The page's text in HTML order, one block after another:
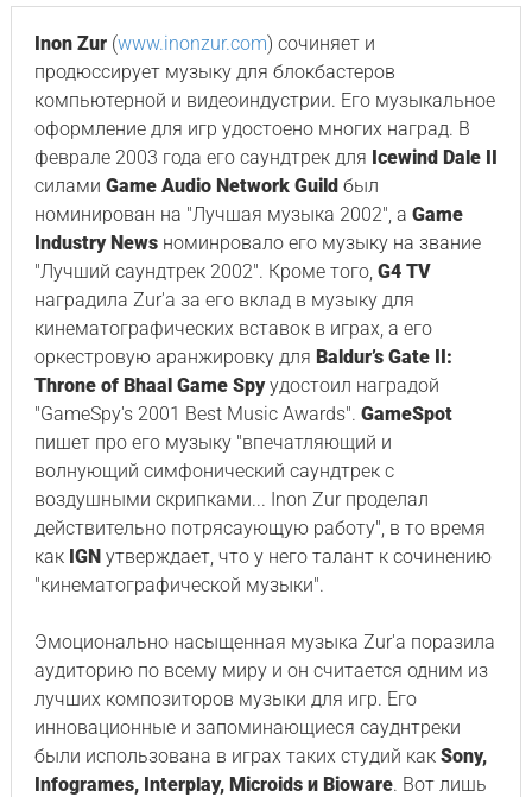
Inon Zur(www.inonzur.com) сочиняет и
продюссирует музыку для блокбастеров
компьютерной и видеоиндустрии. Его музыкальное
оформление для игр удостоено многих наград. В
феврале 2003 года его саундтрек для Icewind Dale II
силами Game Audio Network Guildбыл
номинирован на "Лучшая музыка 2002", а Game
Industry Newsноминровало его музыку на звание
"Лучший саундтрек 2002". Кроме того, G4 TV
наградила Zur'а за его вклад в музыку для
кинематографических вставок в играх, а его
оркестровую аранжировку для Baldur’s Gate II:
Throne of Bhaal Game Spyудостоил наградой
"GameSpy's 2001 Best Music Awards". GameSpot
пишет про его музыку "впечатляющий и
волнующий симфонический саундтрек с
воздушными скрипками... Inon Zur проделал
действительно потрясаующую работу", в то время
как IGNутверждает, что у него талант к сочинению
"кинематографической музыки".
Эмоционально насыщенная музыка Zur'а поразила
аудиторию по всему миру и он считается одним из
лучших композиторов музыки для игр. Его
инновационные и запоминающиеся сауднтреки
были использована в играх таких студий как Sony,
Infogrames, Interplay, Microids и Bioware. Вот лишь